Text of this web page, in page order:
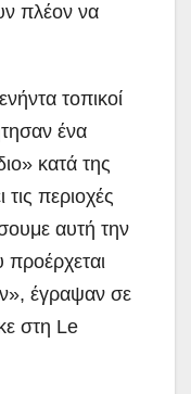
πλέον να
τοπικοί
ένα
κατά της
περιοχές
αυτή την
έγραψαν σε
στη Le